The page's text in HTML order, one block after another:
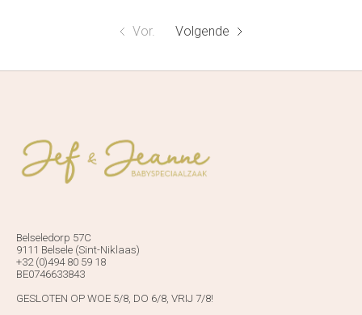
Vor. Volgende
Belseledorp 57C
9111 Belsele (Sint-Niklaas)
+32 (0)494 80 59 18
BE0746633843
GESLOTEN OP WOE 5/8, DO 6/8, VRIJ 7/8!